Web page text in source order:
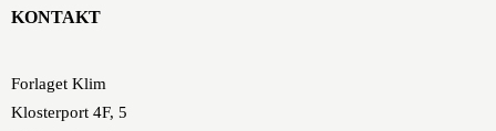
KONTAKT
Forlaget Klim
Klosterport 4F, 5